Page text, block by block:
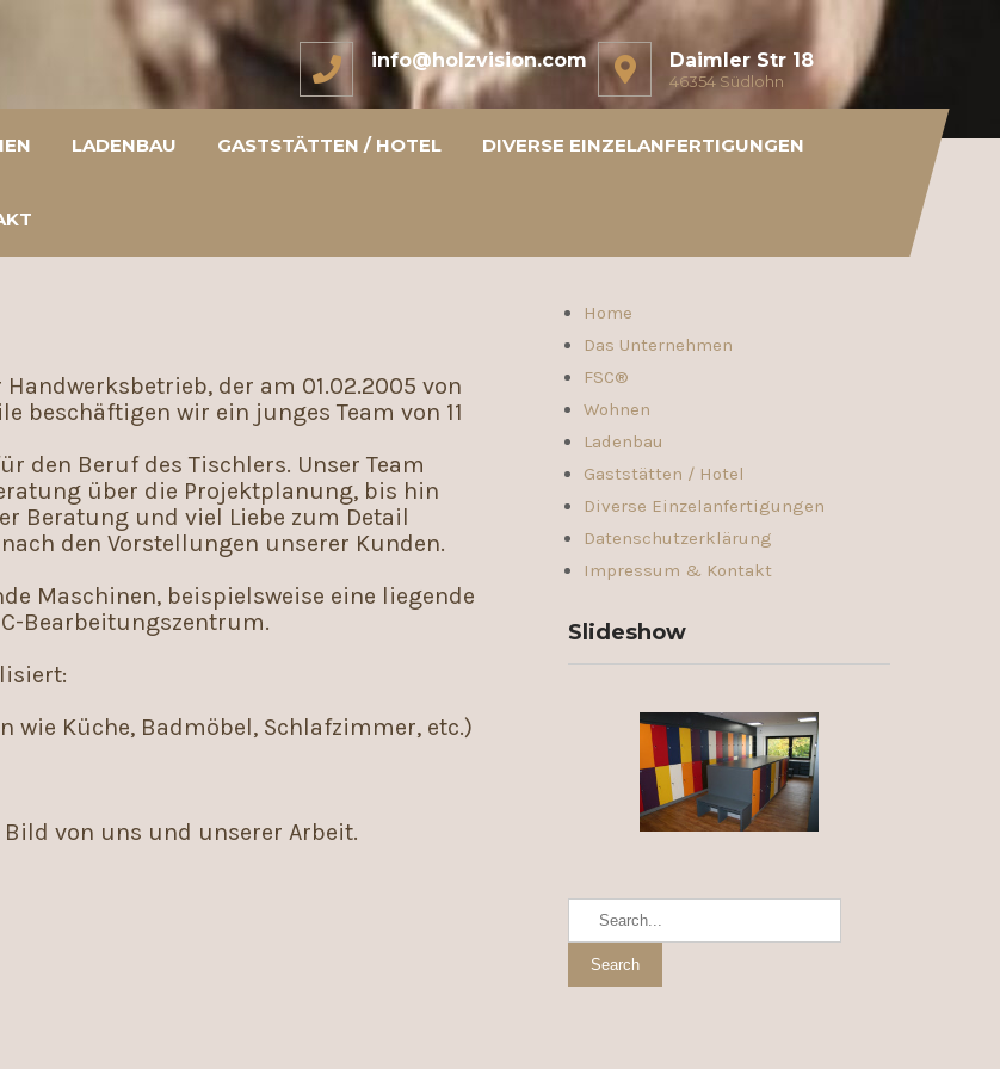
Daimler Str 18
46354 Südlohn
info@holzvision.com
LADENBAU GASTSTÄTTEN / HOTEL DIVERSE EINZELANFERTIGUNGEN
der am 01.02.2005 von
beschäftigen wir ein junges Team von 11
den Beruf des Tischlers. Unser Team
über die Projektplanung, bis hin
Beratung und viel Liebe zum Detail
den Vorstellungen unserer Kunden.
Maschinen, beispielsweise eine liegende
Bearbeitungszentrum.
Küche, Badmöbel, Schlafzimmer, etc.)
von uns und unserer Arbeit.
Home
Das Unternehmen
FSC®
Wohnen
Ladenbau
Gaststätten / Hotel
Diverse Einzelanfertigungen
Datenschutzerklärung
Impressum & Kontakt
Slideshow